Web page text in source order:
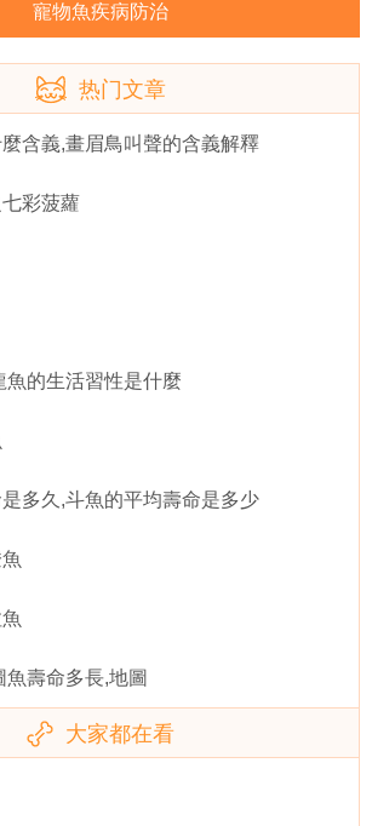
寵物魚疾病防治
热门文章
含義,畫眉鳥叫聲的含義解釋
彩菠蘿
魚的生活習性是什麼
多久,斗魚的平均壽命是多少
壽命多長,地圖
大家都在看